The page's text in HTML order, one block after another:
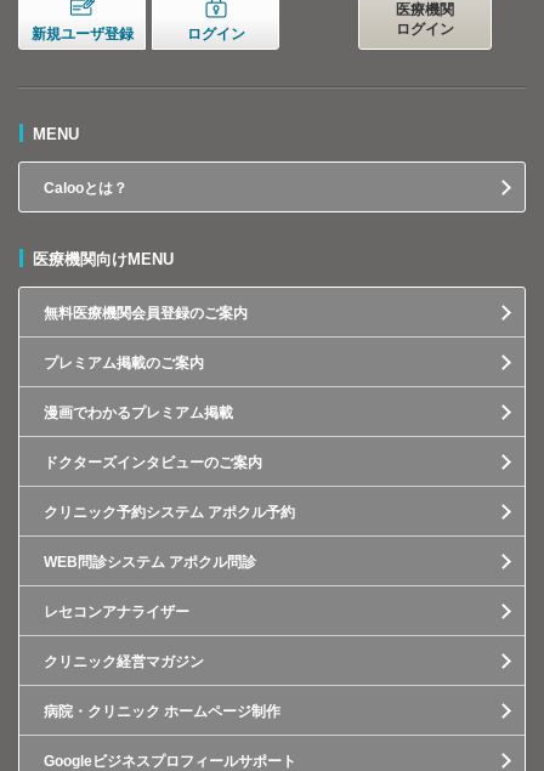
新規ユーザ登録 ログイン
医療機関
ログイン
MENU
Calooとは？
医療機関向けMENU
無料医療機関会員登録のご案内
プレミアム掲載のご案内
漫画でわかるプレミアム掲載
ドクターズインタビューのご案内
クリニック予約システム アポクル予約
WEB問診システム アポクル問診
レセコンアナライザー
クリニック経営マガジン
病院・クリニック ホームページ制作
Googleビジネスプロフィールサポート